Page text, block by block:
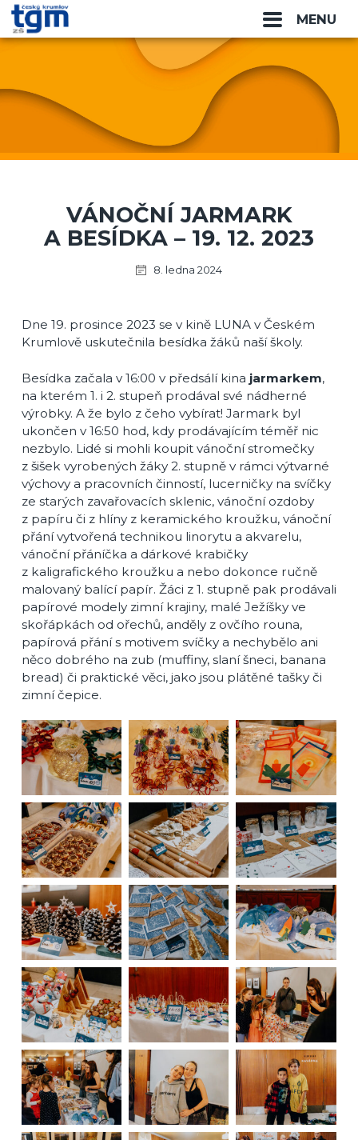
MENU
VÁNOČNÍ JARMARK
A BESÍDKA – 19. 12. 2023
8. ledna 2024
Dne 19. prosince 2023 se v kině LUNA v Českém
Krumlově uskutečnila besídka žáků naší školy.
Besídka začala v 16:00 v předsálí kina jarmarkem,
na kterém 1. i 2. stupeň prodával své nádherné
výrobky. A že bylo z čeho vybírat! Jarmark byl
ukončen v 16:50 hod, kdy prodávajícím téměř nic
nezbylo. Lidé si mohli koupit vánoční stromečky
z šišek vyrobených žáky 2. stupně v rámci výtvarné
výchovy a pracovních činností, lucerničky na svíčky
ze starých zavařovacích sklenic, vánoční ozdoby
z papíru či z hlíny z keramického kroužku, vánoční
přání vytvořená technikou linorytu a akvarelu,
vánoční přáníčka a dárkové krabičky
z kaligrafického kroužku a nebo dokonce ručně
malovaný balící papír. Žáci z 1. stupně pak prodávali
papírové modely zimní krajiny, malé Ježíšky ve
skořápkách od ořechů, anděly z ovčího rouna,
papírová přání s motivem svíčky a nechybělo ani
něco dobrého na zub (muffiny, slaní šneci, banana
bread) či praktické věci, jako jsou plátěné tašky či
zimní čepice.